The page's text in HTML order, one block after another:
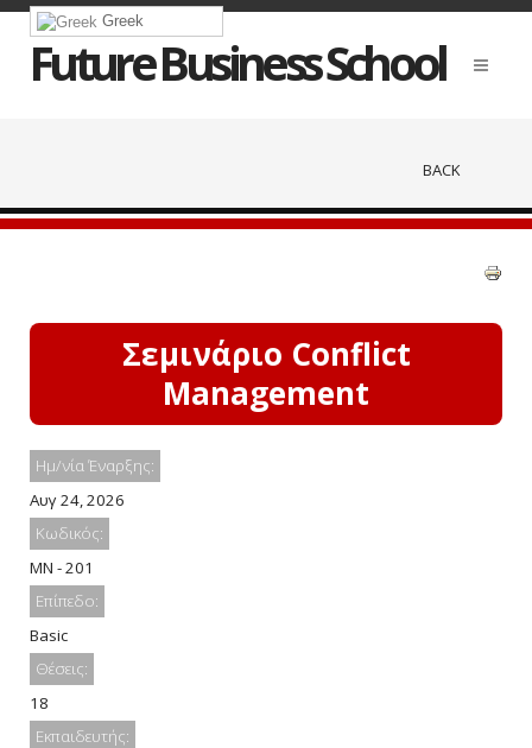
Greek
Future Business School
BACK
Σεμινάριο Conflict
Management
Ημ/νία Έναρξης:
Αυγ 24, 2026
Κωδικός:
MN - 201
Επίπεδο:
Basic
Θέσεις:
18
Εκπαιδευτής: